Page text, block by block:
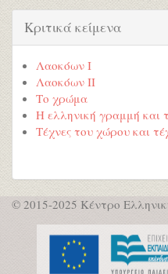
Κριτικά κείμενα
Λαοκόων I
Λαοκόων II
Το χρώμα
Η ελληνική γραμμή και
Tέχνες του χώρου και
© 2015-2025 Κέντρο